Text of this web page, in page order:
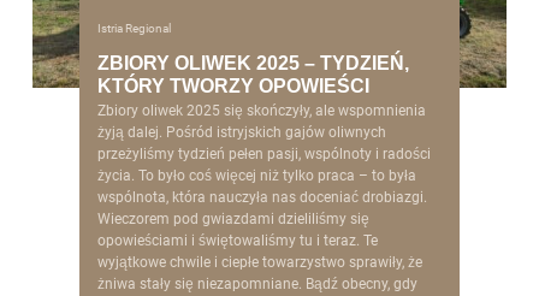
Istria Regional
ZBIORY OLIWEK 2025 – TYDZIEŃ,
KTÓRY TWORZY OPOWIEŚCI
Zbiory oliwek 2025 się skończyły, ale wspomnienia
żyją dalej. Pośród istryjskich gajów oliwnych
przeżyliśmy tydzień pełen pasji, wspólnoty i radości
życia. To było coś więcej niż tylko praca – to była
wspólnota, która nauczyła nas doceniać drobiazgi.
Wieczorem pod gwiazdami dzieliliśmy się
opowieściami i świętowaliśmy tu i teraz. Te
wyjątkowe chwile i ciepłe towarzystwo sprawiły, że
żniwa stały się niezapomniane. Bądź obecny, gdy